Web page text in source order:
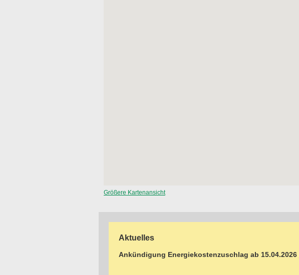
Größere Kartenansicht
Aktuelles
Ankündigung Energiekostenzuschlag ab 15.04.2026